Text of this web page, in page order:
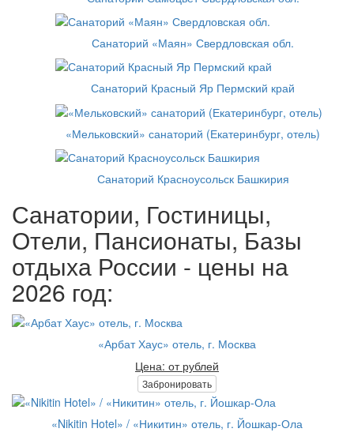
Санаторий «Маян» Свердловская обл.
Санаторий Красный Яр Пермский край
«Мельковский» санаторий (Екатеринбург, отель)
Санаторий Красноусольск Башкирия
Санатории, Гостиницы,
Отели, Пансионаты, Базы
отдыха России - цены на
2026 год:
«Арбат Хаус» отель, г. Москва
Цена: от рублей
Забронировать
«Nikitin Hotel» / «Никитин» отель, г. Йошкар-Ола